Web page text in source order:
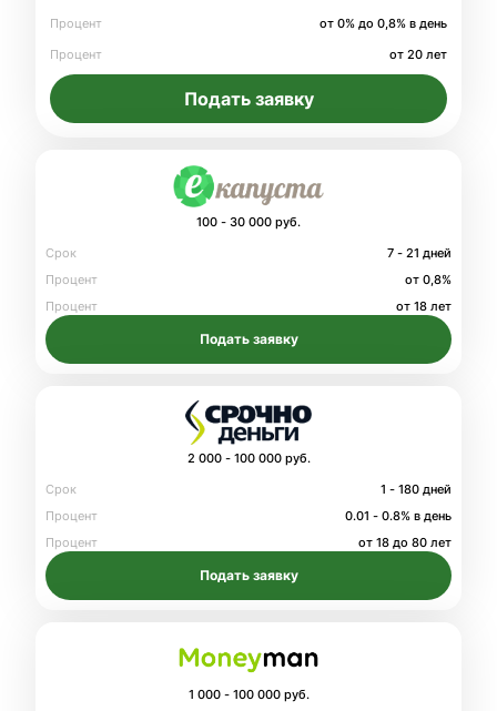
Процент
от 0% до 0,8% в день
Процент
от 20 лет
Подать заявку
100 - 30 000 руб.
Срок
7 - 21 дней
Процент
от 0,8%
Процент
от 18 лет
Подать заявку
2 000 - 100 000 руб.
Срок
1 - 180 дней
Процент
0.01 - 0.8% в день
Процент
от 18 до 80 лет
Подать заявку
1 000 - 100 000 руб.